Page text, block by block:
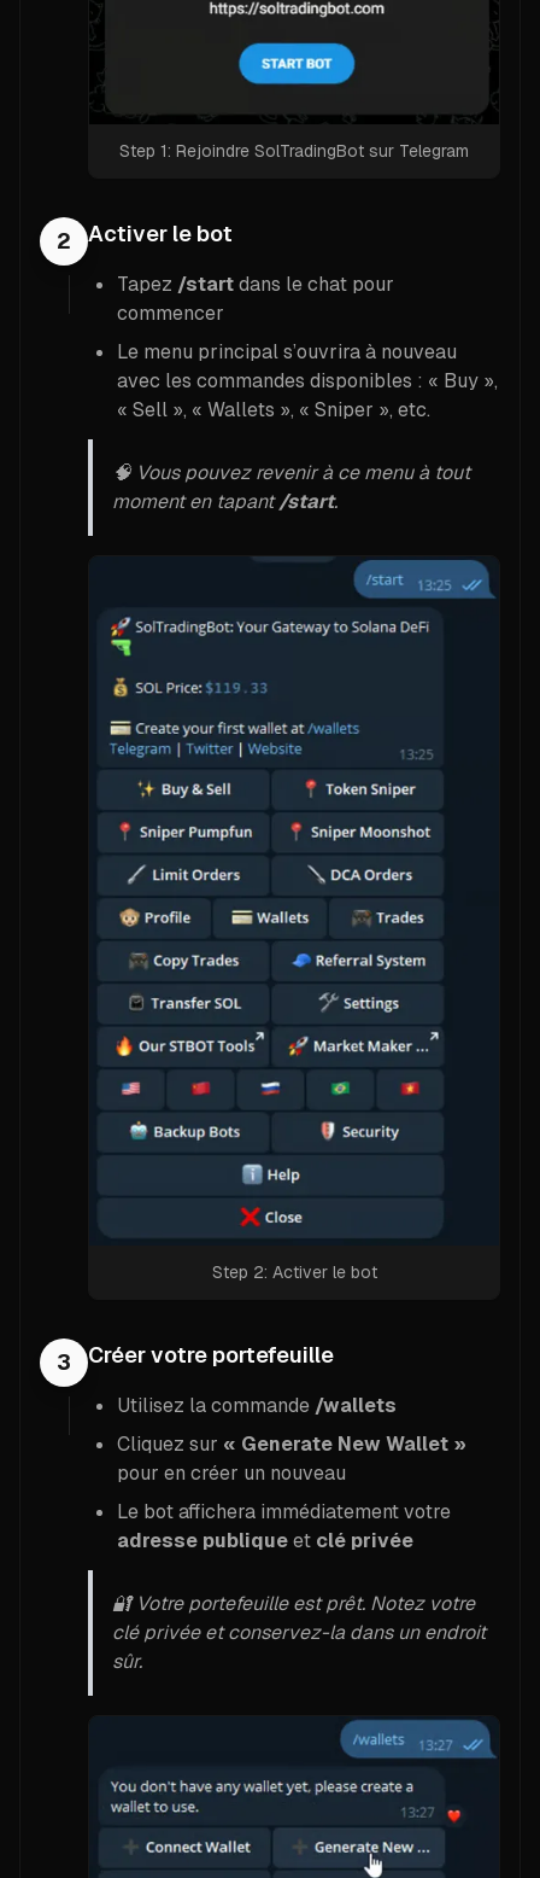
Step 1: Rejoindre SolTradingBot sur Telegram
2 Activer le bot
Tapez /startdans le chat pour
commencer
Le menu principal s’ouvrira à nouveau
avec les commandes disponibles : « Buy »,
« Sell », « Wallets », « Sniper », etc.
🧠 Vous pouvez revenir à ce menu à tout
moment en tapant/start.
Step 2: Activer le bot
3 Créer votre portefeuille
Utilisez la commande /wallets
Cliquez sur « Generate New Wallet »
pour en créer un nouveau
Le bot affichera immédiatement votre
adresse publiqueet clé privée
🔐 Votre portefeuille est prêt. Notez votre
clé privée et conservez-la dans un endroit
sûr.